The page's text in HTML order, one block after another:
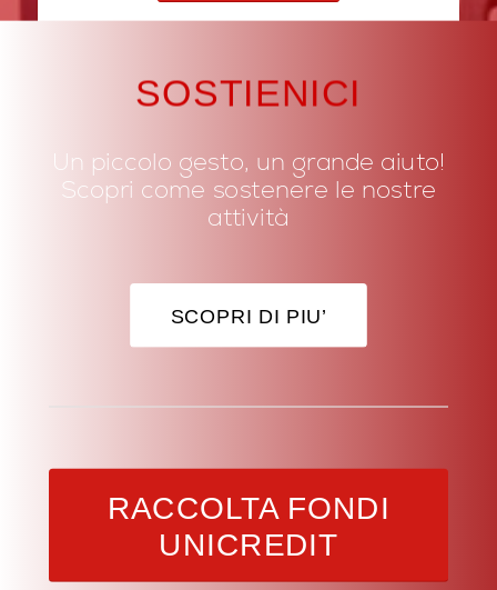
SOSTIENICI
Un piccolo gesto, un grande aiuto!
Scopri come sostenere le nostre
attività
SCOPRI DI PIU’
RACCOLTA FONDI
UNICREDIT